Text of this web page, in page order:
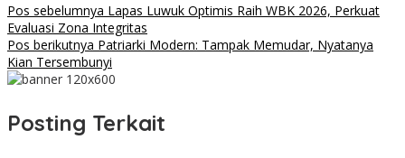
Navigasi
pos
Pos sebelumnya Lapas Luwuk Optimis Raih WBK 2026, Perkuat
Evaluasi Zona Integritas
Pos berikutnya Patriarki Modern: Tampak Memudar, Nyatanya
Kian Tersembunyi
Posting Terkait